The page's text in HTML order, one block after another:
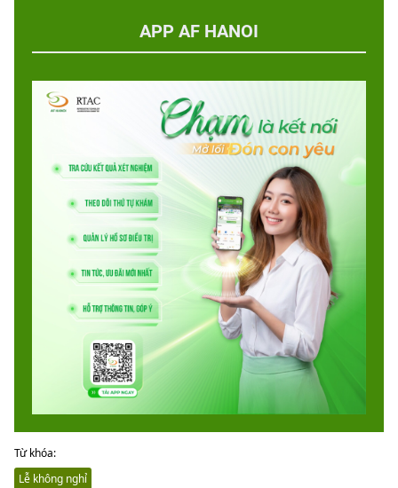
APP AF HANOI
Từ khóa:
Lễ không nghỉ